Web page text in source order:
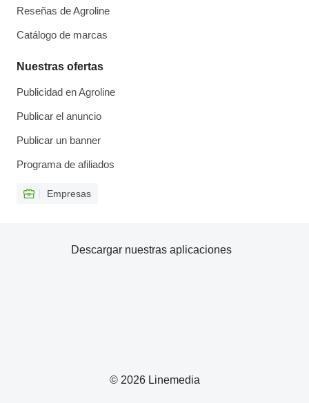
Reseñas de Agroline
Catálogo de marcas
Nuestras ofertas
Publicidad en Agroline
Publicar el anuncio
Publicar un banner
Programa de afiliados
Empresas
© 2026 Linemedia
Descargar nuestras aplicaciones